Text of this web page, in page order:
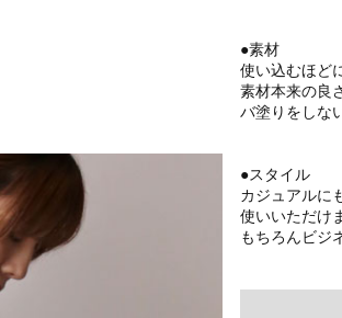
●素材
使い込むほど
素材本来の良
バ塗りをしな
●スタイル
カジュアルに
使いいただけ
もちろんビジ